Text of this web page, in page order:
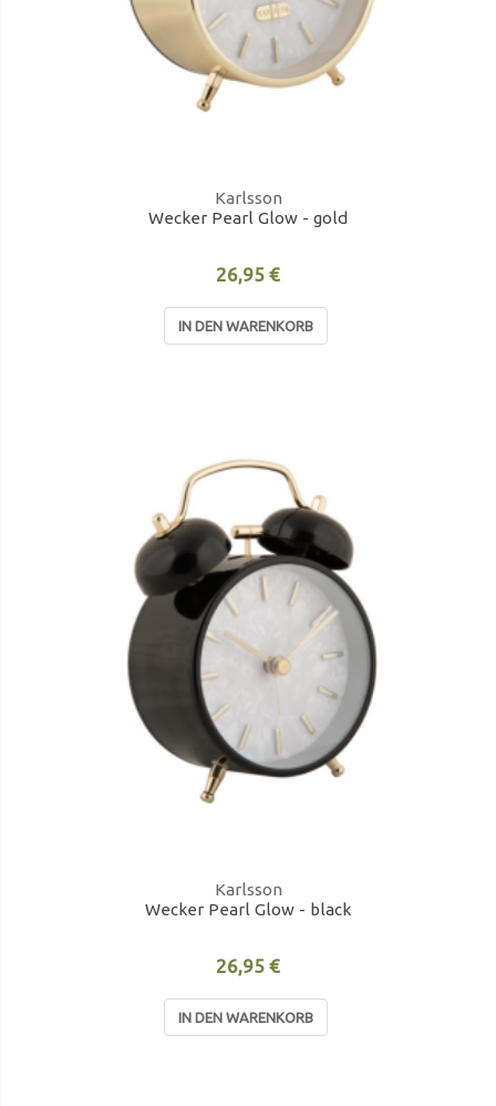
Karlsson
Wecker Pearl Glow - gold
26,95 €
IN DEN WARENKORB
Karlsson
Wecker Pearl Glow - black
26,95 €
IN DEN WARENKORB